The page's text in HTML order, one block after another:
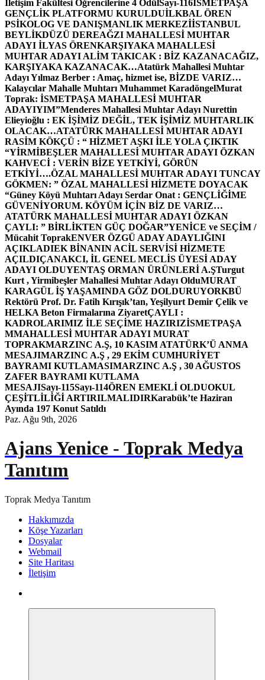
İletişim Fakültesi Öğrencilerine 4 ÖdülSayı-116İSMETPAŞA
GENÇLİK PLATFORMU KURULDUİLKBAL ÖREN
PSİKOLOG VE DANIŞMANLIK MERKEZİİSTANBUL
BEYLİKDÜZÜ DEREAĞZI MAHALLESİ MUHTAR
ADAYI İLYAS ÖRENKARŞIYAKA MAHALLESİ
MUHTAR ADAYI ALİM TAKICAK : BİZ KAZANACAĞIZ,
KARŞIYAKA KAZANACAK…Atatürk Mahallesi Muhtar
Adayı Yılmaz Berber : Amaç, hizmet ise, BİZDE VARIZ…
Kalaycılar Mahalle Muhtarı Muhammet KaradöngelMurat
Toprak: İSMETPAŞA MAHALLESİ MUHTAR
ADAYIYIM”Menderes Mahallesi Muhtar Adayı Nurettin
Elieyioğlu : EK İŞİMİZ DEĞİL, TEK İŞİMİZ MUHTARLIK
OLACAK…ATATÜRK MAHALLESİ MUHTAR ADAYI
RASİM KÖKÇÜ : “ HİZMET AŞKI İLE YOLA ÇIKTIK
“YİRMİBEŞLER MAHALLESİ MUHTAR ADAYI ÖZKAN
KAHVECİ : VERİN BİZE YETKİYİ, GÖRÜN
ETKİYİ….ÖZAL MAHALLESİ MUHTAR ADAYI TUNCAY
GÖKMEN: ” ÖZAL MAHALLESİ HİZMETE DOYACAK
“Güney Köyü Muhtarı Adayı Serdar Onat : GENÇLİĞİME
GÜVENİYORUM. KÖYÜM İÇİN BİZ DE VARIZ…
ATATÜRK MAHALLESİ MUHTAR ADAYI ÖZKAN
ÇAYLI: ” BİRLİKTEN GÜÇ DOĞAR”YENİCE ve SEÇİM /
Mücahit ToprakENVER ÖZGÜ ADAY ADAYLIĞINI
AÇIKLADIEK BİNANIN ACİL SERVİSİ HİZMETE
AÇILDIÇANAKCI, İL GENEL MECLİS ÜYESİ ADAY
ADAYI OLDUYENTAŞ ORMAN ÜRÜNLERİ A.ŞTurgut
Kurt , Yirmibeşler Mahallesi Muhtar Adayı OlduMURAT
KARAGÜL İŞ YAŞAMINDA GÖZ DOLDURUYORKBÜ
Rektörü Prof. Dr. Fatih Kırışık’tan, Yeşilyurt Demir Çelik ve
HELKA Beton Firmalarına ZiyaretÇAYLI :
KADROLARIMIZ İLE SEÇİME HAZIRIZİSMETPAŞA
MMAHALLESİ MUHTAR ADAYI MURAT
TOPRAKMARZINC A.Ş, 10 KASIM ATATÜRK’Ü ANMA
MESAJIMARZINC A.Ş , 29 EKİM CUMHURİYET
BAYRAMI KUTLAMASIMARZINC A.Ş , 30 AĞUSTOS
ZAFER BAYRAMI KUTLAMA
MESAJISayı-115Sayı-114ÖREN EMEKLİ OLDUOKUL
ÇEŞİTLİLİĞİ ARTIRILMALIDIRKarabük’te Haziran
Ayında 197 Konut Satıldı
Paz. Ağu 9th, 2026
Ajans Yenice - Toprak Medya
Tanıtım
Toprak Medya Tanıtım
Hakkımızda
Köşe Yazarları
Dosyalar
Webmail
Site Haritası
İletişim